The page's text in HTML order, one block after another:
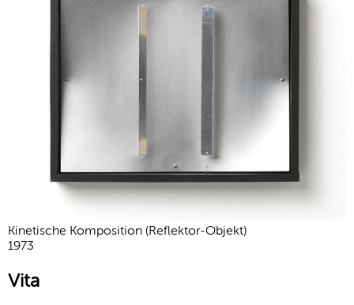
Kinetische Komposition (Reflektor-Objekt)
1973
Vita